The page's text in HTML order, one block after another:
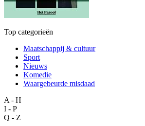
Top categorieën
Maatschappij & cultuur
Sport
Nieuws
Komedie
Waargebeurde misdaad
A - H
I - P
Q - Z